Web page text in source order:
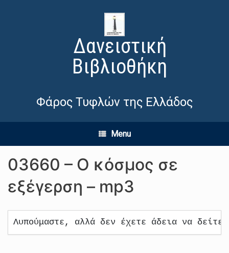
Δανειστική
Βιβλιοθήκη
Φάρος Τυφλών της Ελλάδος
Menu
03660 – Ο κόσμος σε
εξέγερση – mp3
Λυπούμαστε, αλλά δεν έχετε άδεια να δείτε